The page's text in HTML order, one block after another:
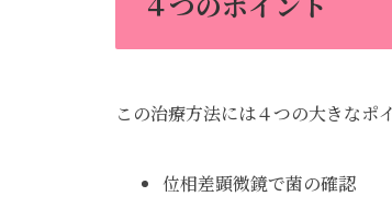
この治療方法には４つの大きなポ
位相差顕微鏡で菌の確認